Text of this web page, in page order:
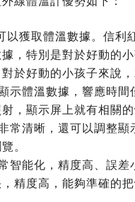
以獲取體溫數據。信
，特別是對於好動的
於好動的小孩子來說
示體溫數據，響應時
，顯示屏上就有相關
常清晰，還可以調整
。
智能化，精度高、誤
精度高，能夠準確的